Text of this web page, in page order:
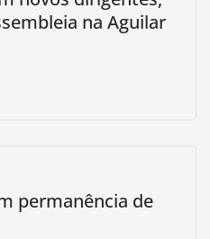
na Aguilar
permanência de